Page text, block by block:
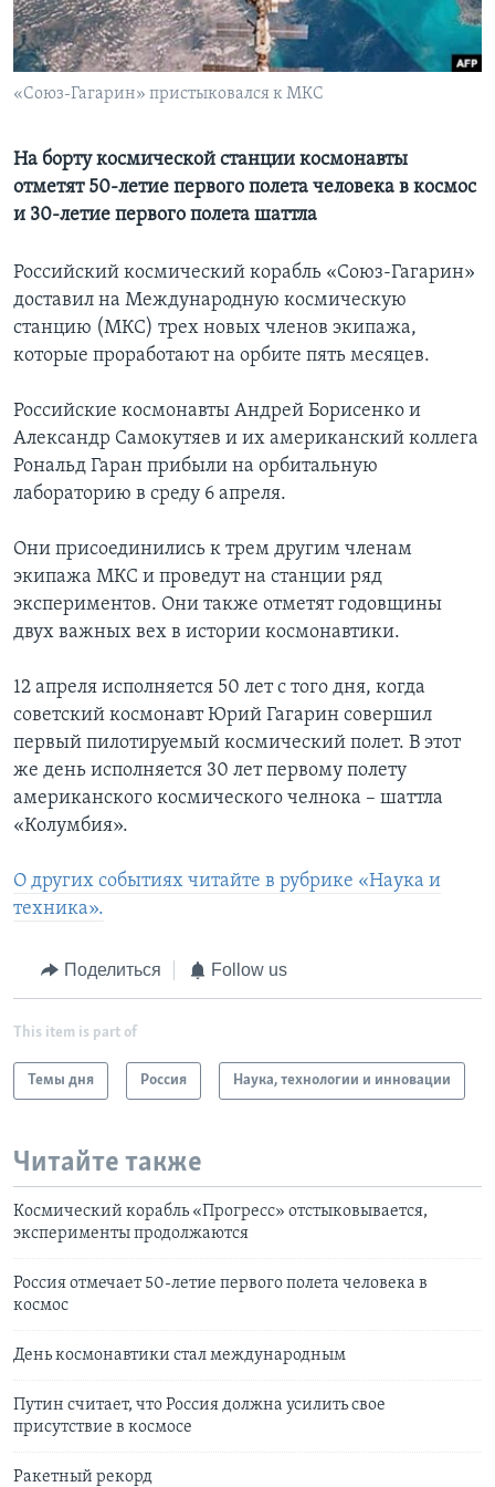
Learning English
СОЦИАЛЬНЫЕ СЕТИ
Языки
«Союз-Гагарин» пристыковался к МКС
На борту космической станции космонавты
отметят 50-летие первого полета человека в космос
и 30-летие первого полета шаттла
Российский космический корабль «Союз-Гагарин»
доставил на Международную космическую
станцию (МКС) трех новых членов экипажа,
которые проработают на орбите пять месяцев.
Российские космонавты Андрей Борисенко и
Александр Самокутяев и их американский коллега
Рональд Гаран прибыли на орбитальную
лабораторию в среду 6 апреля.
Они присоединились к трем другим членам
экипажа МКС и проведут на станции ряд
экспериментов. Они также отметят годовщины
двух важных вех в истории космонавтики.
12 апреля исполняется 50 лет с того дня, когда
советский космонавт Юрий Гагарин совершил
первый пилотируемый космический полет. В этот
же день исполняется 30 лет первому полету
американского космического челнока – шаттла
«Колумбия».
О других событиях читайте в рубрике «Наука и
техника».
Поделиться Follow us
This item is part of
Темы дня Россия Наука, технологии и инновации
Читайте также
Космический корабль «Прогресс» отстыковывается,
эксперименты продолжаются
Россия отмечает 50-летие первого полета человека в
космос
День космонавтики стал международным
Путин считает, что Россия должна усилить свое
присутствие в космосе
Ракетный рекорд